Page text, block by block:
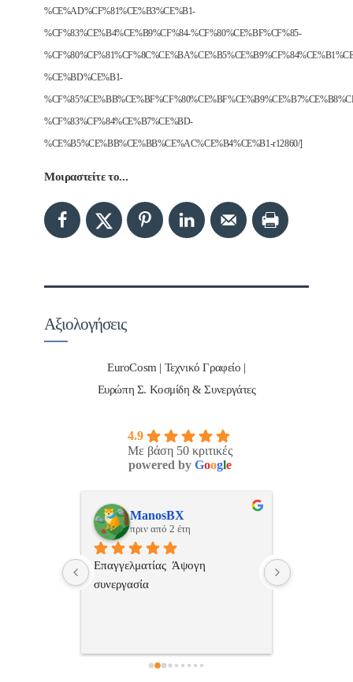
%CE%AD%CF%81%CE%B3%CE%B1-
%CF%83%CE%B4%CE%B9%CF%84-%CF%80%CE%BF%CF%85-
%CE%BD%CE%B1-
%CF%83%CF%84%CE%B7%CE%BD-
%CE%B5%CE%BB%CE%BB%CE%AC%CE%B4%CE%B1-r12860/]
Μοιραστείτε το...
Αξιολογήσεις
EuroCosm | Τεχνικό Γραφείο |
Ευρώπη Σ. Κοσμίδη & Συνεργάτες
4.9
Με βάση 50 κριτικές
powered by Google
ManosBX
πριν από 2 έτη
Επαγγελματίας  Άψογη
συνεργασία